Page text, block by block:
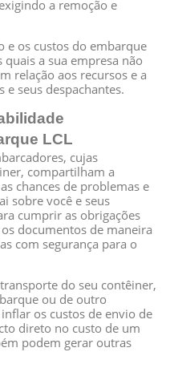
a remoção e
e os custos do embarque
a sua empresa não
relação aos recursos e a
seus despachantes.
LCL
cujas
compartilham a
chances de problemas e
sobre você e seus
cumprir as obrigações
documentos de maneira
com segurança para o
do seu contêiner,
ou de outro
os custos de envio de
direto no custo de um
podem gerar outras